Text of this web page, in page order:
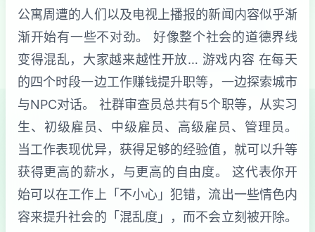
公寓周遭的人们以及电视上播报的新闻内容似乎渐
渐开始有一些不对劲。 好像整个社会的道德界线
变得混乱，大家越来越性开放… 游戏内容 在每天
的四个时段一边工作赚钱提升职等，一边探索城市
与NPC对话。 社群审查员总共有5个职等，从实习
生、初级雇员、中级雇员、高级雇员、管理员。
当工作表现优异，获得足够的经验值，就可以升等
获得更高的薪水，与更高的自由度。 这代表你开
始可以在工作上「不小心」犯错，流出一些情色内
容来提升社会的「混乱度」，而不会立刻被开除。